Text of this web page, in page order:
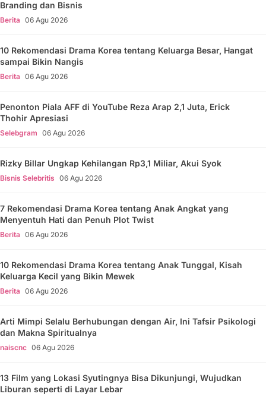
Branding dan Bisnis
Berita 06 Agu 2026
10 Rekomendasi Drama Korea tentang Keluarga Besar, Hangat
sampai Bikin Nangis
Berita 06 Agu 2026
Penonton Piala AFF di YouTube Reza Arap 2,1 Juta, Erick
Thohir Apresiasi
Selebgram 06 Agu 2026
Rizky Billar Ungkap Kehilangan Rp3,1 Miliar, Akui Syok
Bisnis Selebritis 06 Agu 2026
7 Rekomendasi Drama Korea tentang Anak Angkat yang
Menyentuh Hati dan Penuh Plot Twist
Berita 06 Agu 2026
10 Rekomendasi Drama Korea tentang Anak Tunggal, Kisah
Keluarga Kecil yang Bikin Mewek
Berita 06 Agu 2026
Arti Mimpi Selalu Berhubungan dengan Air, Ini Tafsir Psikologi
dan Makna Spiritualnya
naiscnc 06 Agu 2026
13 Film yang Lokasi Syutingnya Bisa Dikunjungi, Wujudkan
Liburan seperti di Layar Lebar